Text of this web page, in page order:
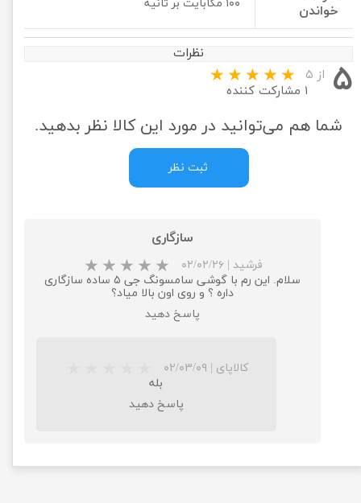
خواندن
۱۰۰ مگابایت بر ثانیه
نظرات
۵ از ۵
۱ مشارکت کننده
شما هم می‌توانید در مورد این کالا نظر بدهید.
ثبت نظر
سازگاری
فرشید
۰۲/۰۲/۲۶
سلام. این رم با گوشی سامسونگ جی ۵ ساده سازگاری
داره ؟ و روی اون بالا میاد؟
پاسخ دهید
کالاپای
۰۲/۰۳/۰۹
بله
پاسخ دهید